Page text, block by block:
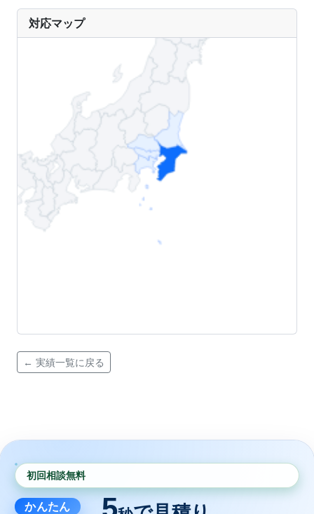
対応マップ
← 実績一覧に戻る
初回相談無料
かんたん